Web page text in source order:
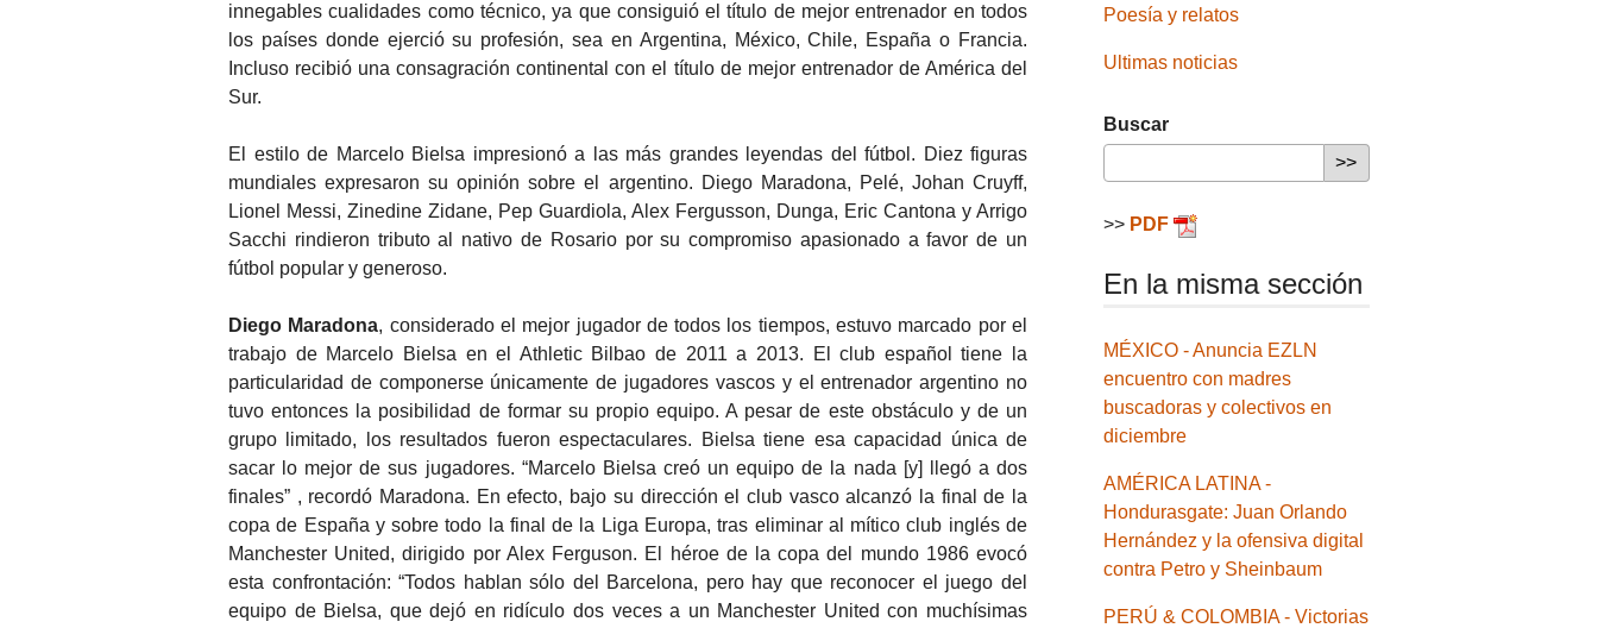
innegables cualidades como técnico, ya que consiguió el título de mejor entrenador en todos
los países donde ejerció su profesión, sea en Argentina, México, Chile, España o Francia.
Incluso recibió una consagración continental con el título de mejor entrenador de América del
Sur.
El estilo de Marcelo Bielsa impresionó a las más grandes leyendas del fútbol. Diez figuras
mundiales expresaron su opinión sobre el argentino. Diego Maradona, Pelé, Johan Cruyff,
Lionel Messi, Zinedine Zidane, Pep Guardiola, Alex Fergusson, Dunga, Eric Cantona y Arrigo
Sacchi rindieron tributo al nativo de Rosario por su compromiso apasionado a favor de un
fútbol popular y generoso.
Diego Maradona, considerado el mejor jugador de todos los tiempos, estuvo marcado por el
trabajo de Marcelo Bielsa en el Athletic Bilbao de 2011 a 2013. El club español tiene la
particularidad de componerse únicamente de jugadores vascos y el entrenador argentino no
tuvo entonces la posibilidad de formar su propio equipo. A pesar de este obstáculo y de un
grupo limitado, los resultados fueron espectaculares. Bielsa tiene esa capacidad única de
sacar lo mejor de sus jugadores. “Marcelo Bielsa creó un equipo de la nada [y] llegó a dos
finales” , recordó Maradona. En efecto, bajo su dirección el club vasco alcanzó la final de la
copa de España y sobre todo la final de la Liga Europa, tras eliminar al mítico club inglés de
Manchester United, dirigido por Alex Ferguson. El héroe de la copa del mundo 1986 evocó
esta confrontación: “Todos hablan sólo del Barcelona, pero hay que reconocer el juego del
equipo de Bielsa, que dejó en ridículo dos veces a un Manchester United con muchísimas
Poesía y relatos
Ultimas noticias
Buscar
>> PDF
En la misma sección
MÉXICO - Anuncia EZLN
encuentro con madres
buscadoras y colectivos en
diciembre
AMÉRICA LATINA -
Hondurasgate: Juan Orlando
Hernández y la ofensiva digital
contra Petro y Sheinbaum
PERÚ & COLOMBIA - Victorias